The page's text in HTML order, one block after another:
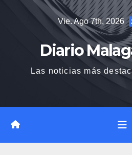
Vie. Ago 7th, 2026
Diario
Las noticias más